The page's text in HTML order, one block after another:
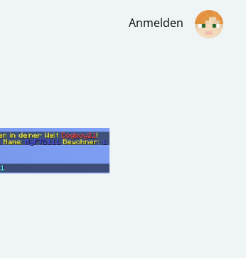
Anmelden